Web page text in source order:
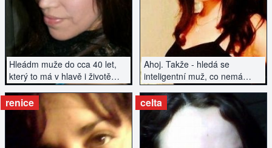
Hleádm muže do cca 40 let,
který to má v hlavě i životě
srovnané...
Ahoj. Takže - hledá se
inteligentní muž, co nemá
závazky a hledá vztah...
renice celta